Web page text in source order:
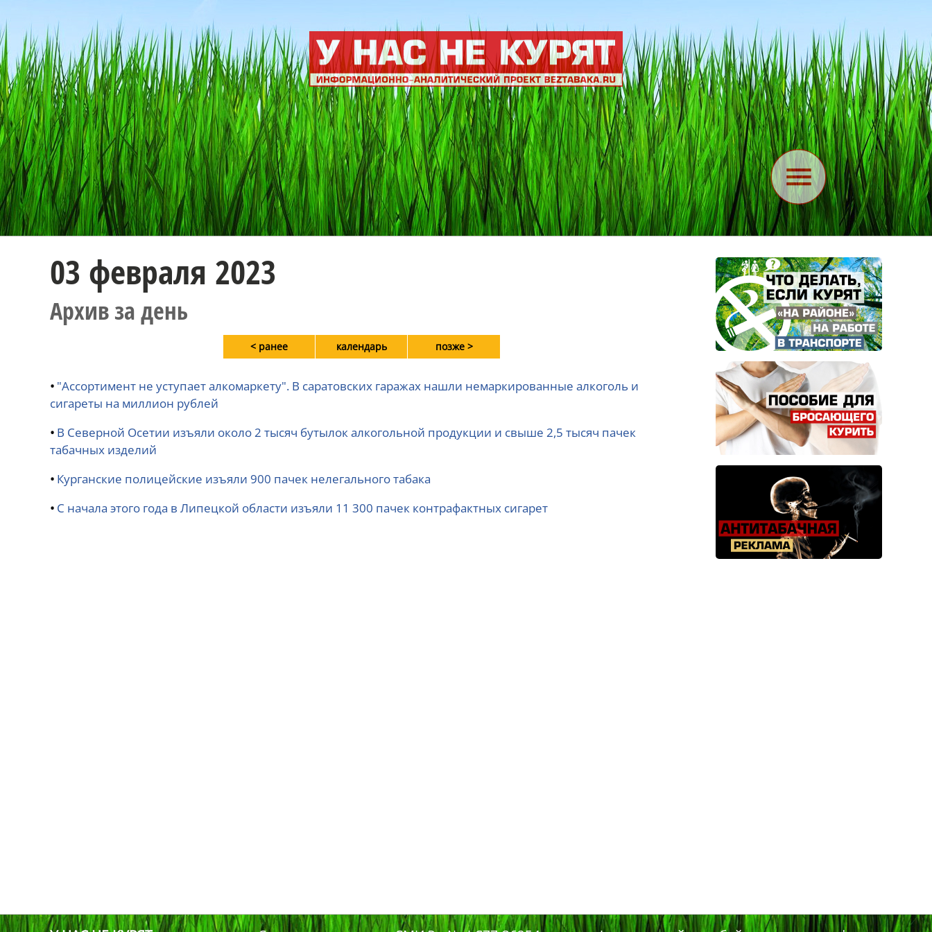
03 февраля 2023
Архив за день
< ранее календарь позже >
• "Ассортимент не уступает алкомаркету". В саратовских гаражах нашли немаркированные алкоголь и
сигареты на миллион рублей
• В Северной Осетии изъяли около 2 тысяч бутылок алкогольной продукции и свыше 2,5 тысяч пачек
табачных изделий
• Курганские полицейские изъяли 900 пачек нелегального табака
• С начала этого года в Липецкой области изъяли 11 300 пачек контрафактных сигарет